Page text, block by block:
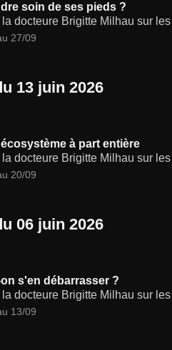
soin de ses pieds ?
docteure Brigitte Milhau sur
27/09
13 juin 2026
à part entière
docteure Brigitte Milhau sur
20/09
06 juin 2026
s'en débarrasser ?
docteure Brigitte Milhau sur
13/09